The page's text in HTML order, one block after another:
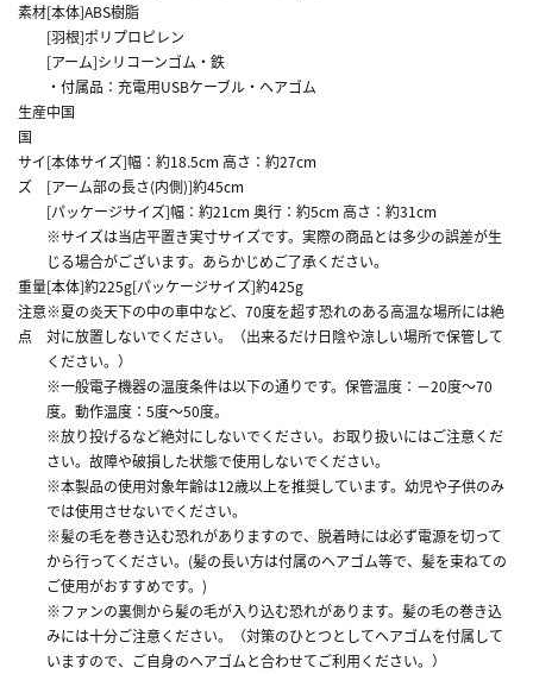
素材[本体]ABS樹脂
[羽根]ポリプロピレン
[アーム]シリコーンゴム・鉄
・付属品：充電用USBケーブル・ヘアゴム
生産
国
中国
サイ
ズ
[本体サイズ]幅：約18.5cm 高さ：約27cm
[アーム部の長さ(内側)]約45cm
[パッケージサイズ]幅：約21cm 奥行：約5cm 高さ：約31cm
※サイズは当店平置き実寸サイズです。実際の商品とは多少の誤差が生
じる場合がございます。あらかじめご了承ください。
重量[本体]約225g[パッケージサイズ]約425g
注意
点
※夏の炎天下の中の車中など、70度を超す恐れのある高温な場所には絶
対に放置しないでください。（出来るだけ日陰や涼しい場所で保管して
ください。）
※一般電子機器の温度条件は以下の通りです。保管温度：－20度～70
度。動作温度：5度～50度。
※放り投げるなど絶対にしないでください。お取り扱いにはご注意くだ
さい。故障や破損した状態で使用しないでください。
※本製品の使用対象年齢は12歳以上を推奨しています。幼児や子供のみ
では使用させないでください。
※髪の毛を巻き込む恐れがありますので、脱着時には必ず電源を切って
から行ってください。(髪の長い方は付属のヘアゴム等で、髪を束ねての
ご使用がおすすめです。)
※ファンの裏側から髪の毛が入り込む恐れがあります。髪の毛の巻き込
みには十分ご注意ください。（対策のひとつとしてヘアゴムを付属して
いますので、ご自身のヘアゴムと合わせてご利用ください。）